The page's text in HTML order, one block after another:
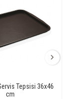
Tepsisi 36x46
cm